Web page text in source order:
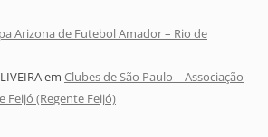
Arizona de Futebol Amador – Rio de
em Clubes de São Paulo – Associação
Feijó (Regente Feijó)